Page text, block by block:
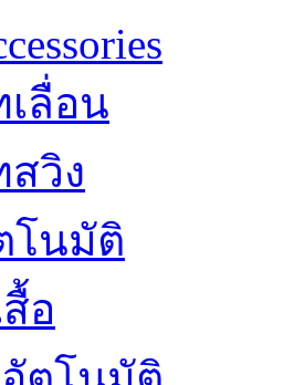
ลื่อน
วิง
โนมัติ
อ